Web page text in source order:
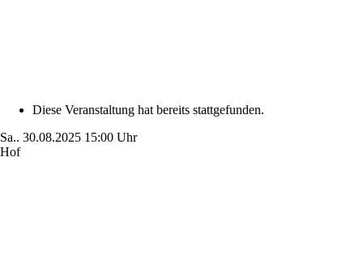
Diese Veranstaltung hat bereits stattgefunden.
Sa.. 30.08.2025 15:00 Uhr
Hof